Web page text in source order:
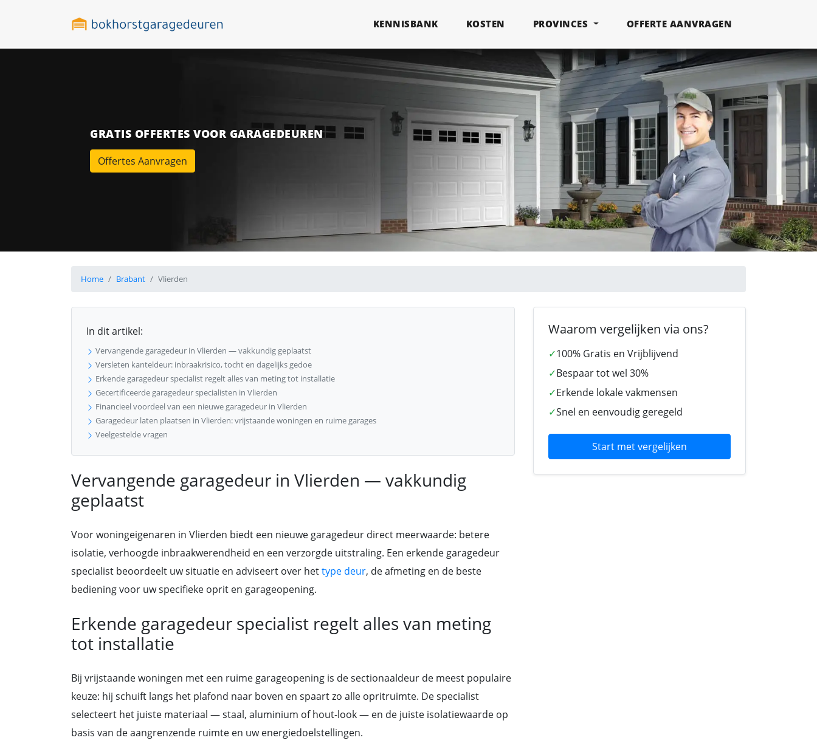
KENNISBANK KOSTEN PROVINCES OFFERTE AANVRAGEN
GRATIS OFFERTES VOOR GARAGEDEUREN
Offertes Aanvragen
Home Brabant Vlierden
In dit artikel:
Vervangende garagedeur in Vlierden — vakkundig geplaatst
Versleten kanteldeur: inbraakrisico, tocht en dagelijks gedoe
Erkende garagedeur specialist regelt alles van meting tot installatie
Gecertificeerde garagedeur specialisten in Vlierden
Financieel voordeel van een nieuwe garagedeur in Vlierden
Garagedeur laten plaatsen in Vlierden: vrijstaande woningen en ruime garages
Veelgestelde vragen
Vervangende garagedeur in Vlierden — vakkundig
geplaatst
Voor woningeigenaren in Vlierden biedt een nieuwe garagedeur direct meerwaarde: betere
isolatie, verhoogde inbraakwerendheid en een verzorgde uitstraling. Een erkende garagedeur
specialist beoordeelt uw situatie en adviseert over hettype deur, de afmeting en de beste
bediening voor uw specifieke oprit en garageopening.
Erkende garagedeur specialist regelt alles van meting
tot installatie
Bij vrijstaande woningen met een ruime garageopening is de sectionaaldeur de meest populaire
keuze: hij schuift langs het plafond naar boven en spaart zo alle opritruimte. De specialist
selecteert het juiste materiaal — staal, aluminium of hout-look — en de juiste isolatiewaarde op
basis van de aangrenzende ruimte en uw energiedoelstellingen.
Waarom vergelijken via ons?
✓100% Gratis en Vrijblijvend
✓Bespaar tot wel 30%
✓Erkende lokale vakmensen
✓Snel en eenvoudig geregeld
Start met vergelijken